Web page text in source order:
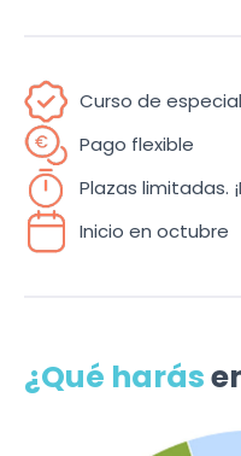
Curso de
Pago flexible
Plazas limitadas.
Inicio en octubre
¿Qué harás